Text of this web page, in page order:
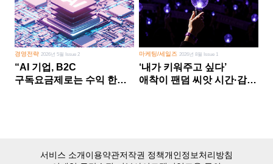
경영전략 2026년 5월 Issue 2
“AI 기업, B2C
구독요금제로는 수익 한계
마케팅/세일즈 2026년 8월 Issue 1
‘내가 키워주고 싶다’
애착이 팬덤 씨앗 시간·감정
서비스 소개이용약관저작권 정책개인정보처리방침